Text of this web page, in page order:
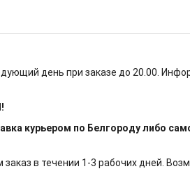
день при заказе до 20.00.
курьером по Белгороду либо
в течении 1-3 рабочих дней.